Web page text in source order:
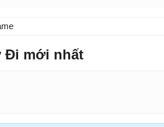
Đi mới nhất